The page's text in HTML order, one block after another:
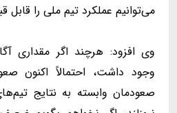
می‌توانیم عملکرد تیم ملی را قابل
وی افزود: هرچند اگر مقداری
وجود داشت، احتمالاً اکنون
صعودمان وابسته به نتایج